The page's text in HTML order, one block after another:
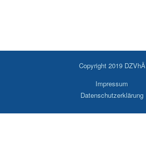
Copyright 2019 DZVhÄ
Impressum
Datenschutzerklärung